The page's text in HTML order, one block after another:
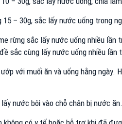
15 – 30g, sắc lấy nước uống trong
rừng sắc lấy nước uống nhiều lần
sắc cùng lấy nước uống nhiều lần
với muối ăn và uống hằng ngày.
nước bôi vào chỗ chân bị nước ăn.